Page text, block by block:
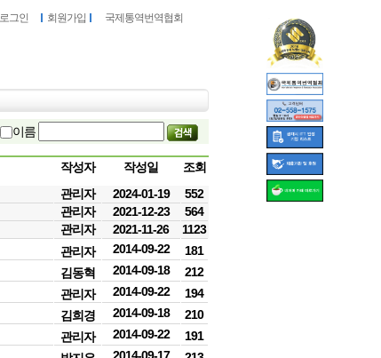
로그인 회원가입 국제통역번역협회
이름
작성자 작성일 조회
관리자 2024-01-19 552
관리자 2021-12-23 564
관리자 2021-11-26
1123
관리자 2014-09-22
181
김동혁 2014-09-18
212
관리자 2014-09-22
194
김희경 2014-09-18
210
관리자 2014-09-22
191